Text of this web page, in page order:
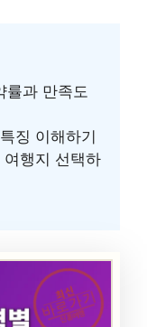
률과 만족도
징 이해하기
행지 선택하
최신
바로가기
신혼여행